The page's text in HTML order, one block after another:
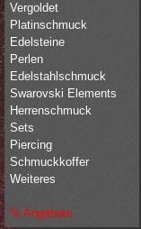
Vergoldet
Platinschmuck
Edelsteine
Perlen
Edelstahlschmuck
Swarovski Elements
Herrenschmuck
Sets
Piercing
Schmuckkoffer
Weiteres
% Angebote